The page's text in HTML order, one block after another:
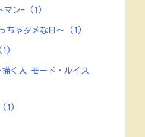
マン- (1)
ちゃダメな日～ (1)
く人 モード・ルイス
(1)